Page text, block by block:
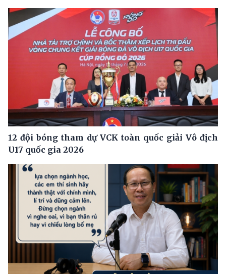
12 đội bóng tham dự VCK toàn quốc giải Vô địch
U17 quốc gia 2026